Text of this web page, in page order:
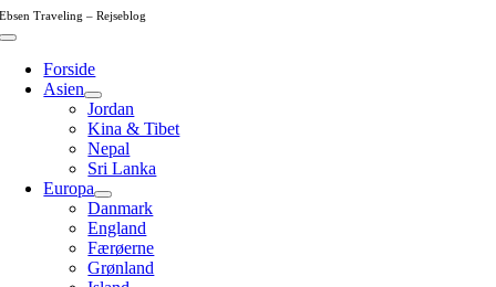
Skip
to
Ebsen Traveling – Rejseblog
Toggle
NavigationForside
Asien
Jordan
Kina & Tibet
Nepal
Sri Lanka
Europa
Danmark
England
Færøerne
Grønland